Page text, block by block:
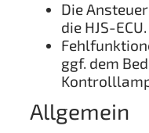
Die
die HJS-ECU.
ggf. dem
Allgemein